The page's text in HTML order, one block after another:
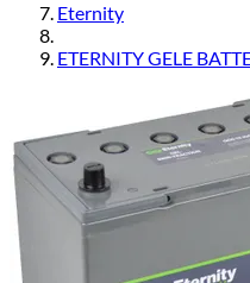
Eternity
ETERNITY GELE